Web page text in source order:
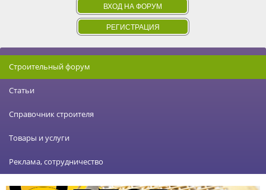
ВХОД НА ФОРУМ
РЕГИСТРАЦИЯ
Строительный форум
Статьи
Справочник строителя
Товары и услуги
Реклама, сотрудничество